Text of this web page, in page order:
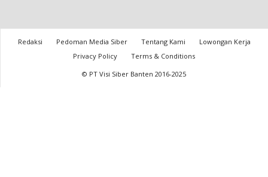
Redaksi Pedoman Media Siber Tentang Kami
Lowongan Kerja
Privacy Policy
Terms & Conditions
© PT Visi Siber Banten 2016-2025